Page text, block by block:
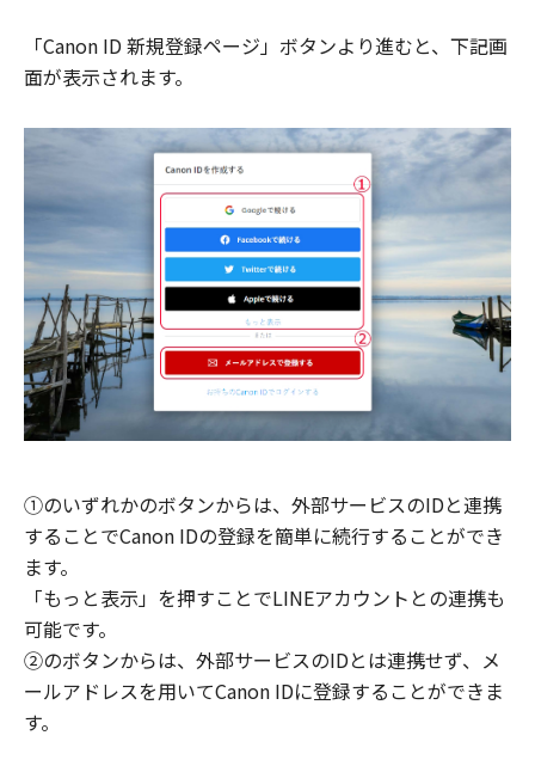
「Canon ID 新規登録ページ」ボタンより進むと、下記画
面が表示されます。
①のいずれかのボタンからは、外部サービスのIDと連携
することでCanon IDの登録を簡単に続行することができ
ます。
「もっと表示」を押すことでLINEアカウントとの連携も
可能です。
②のボタンからは、外部サービスのIDとは連携せず、メ
ールアドレスを用いてCanon IDに登録することができま
す。